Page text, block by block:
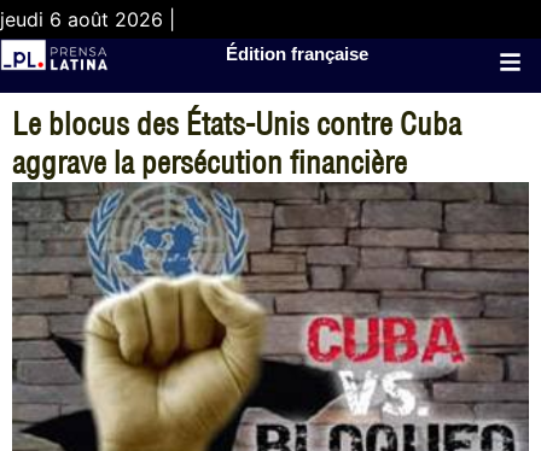
jeudi 6 août 2026 |
Édition française
Le blocus des États-Unis contre Cuba
aggrave la persécution financière